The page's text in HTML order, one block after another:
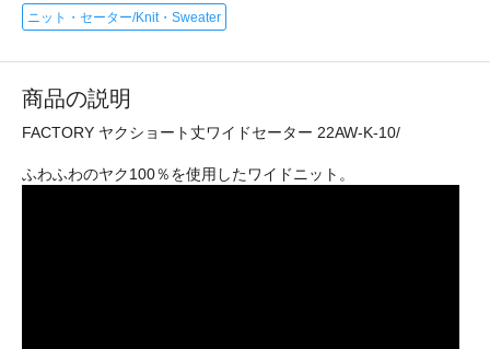
ニット・セーター/Knit・Sweater
商品の説明
FACTORY ヤクショート丈ワイドセーター 22AW-K-10/
ふわふわのヤク100％を使用したワイドニット。